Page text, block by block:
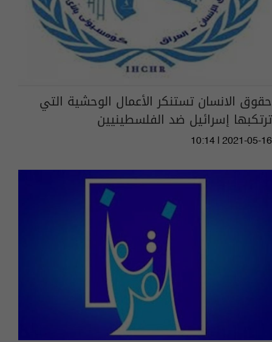
حقوق الانسان تستنكر الأعمال الوحشية التي
ترتكبها إسرائيل ضد الفلسطينيين
10:14 | 2021-05-16